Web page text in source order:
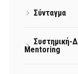
Σύνταγμα
Συστημική-
Mentoring